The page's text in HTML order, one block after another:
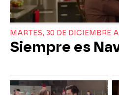
MARTES, 30 DE DICIEMBRE
Siempre es